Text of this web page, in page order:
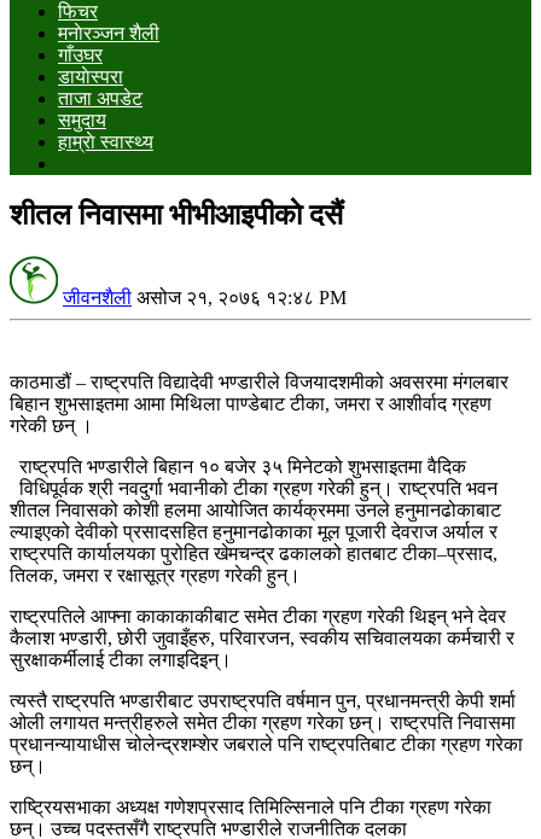
फिचर
मनाेरञ्जन शैली
गाँउघर
डायाेस्परा
ताजा अपडेट
समुदाय
हाम्राे स्वास्थ्य
शीतल निवासमा भीभीआइपीकाे दसैं
जीवनशैली असोज २१, २०७६ १२:४८ PM
काठमाडौं – राष्ट्रपति विद्यादेवी भण्डारीले विजयादशमीको अवसरमा मंगलबार
बिहान शुभसाइतमा आमा मिथिला पाण्डेबाट टीका, जमरा र आशीर्वाद ग्रहण
गरेकी छन् ।
राष्ट्रपति भण्डारीले बिहान १० बजेर ३५ मिनेटको शुभसाइतमा वैदिक
विधिपूर्वक श्री नवदुर्गा भवानीको टीका ग्रहण गरेकी हुन्। राष्ट्रपति भवन
शीतल निवासको कोशी हलमा आयोजित कार्यक्रममा उनले हनुमानढोकाबाट
ल्याइएको देवीको प्रसादसहित हनुमानढोकाका मूल पूजारी देवराज अर्याल र
राष्ट्रपति कार्यालयका पुरोहित खेमचन्द्र ढकालको हातबाट टीका–प्रसाद,
तिलक, जमरा र रक्षासूत्र ग्रहण गरेकी हुन्।
राष्ट्रपतिले आफ्ना काकाकाकीबाट समेत टीका ग्रहण गरेकी थिइन् भने देवर
कैलाश भण्डारी, छोरी जुवाइँहरु, परिवारजन, स्वकीय सचिवालयका कर्मचारी र
सुरक्षाकर्मीलाई टीका लगाइदिइन्।
त्यस्तै राष्ट्रपति भण्डारीबाट उपराष्ट्रपति वर्षमान पुन, प्रधानमन्त्री केपी शर्मा
ओली लगायत मन्त्रीहरुले समेत टीका ग्रहण गरेका छन्। राष्ट्रपति निवासमा
प्रधानन्यायाधीस चोलेन्द्रशम्शेर जबराले पनि राष्ट्रपतिबाट टीका ग्रहण गरेका
छन्।
राष्ट्रियसभाका अध्यक्ष गणेशप्रसाद तिमिल्सिनाले पनि टीका ग्रहण गरेका
छन्। उच्च पदस्तसँगै राष्ट्रपति भण्डारीले राजनीतिक दलका